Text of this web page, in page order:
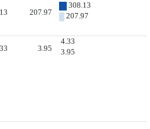
207.97
308.13
207.97
3.95
4.33
3.95